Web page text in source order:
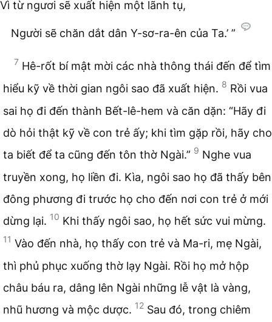
Vì từ ngươi sẽ xuất hiện một lãnh tụ,
Người sẽ chăn dắt dân Y-sơ-ra-ên của Ta.’ ”
7 Hê-rốt bí mật mời các nhà thông thái đến để tìm
hiểu kỹ về thời gian ngôi sao đã xuất hiện. 8 Rồi vua
sai họ đi đến thành Bết-lê-hem và căn dặn: “Hãy đi
dò hỏi thật kỹ về con trẻ ấy; khi tìm gặp rồi, hãy cho
ta biết để ta cũng đến tôn thờ Ngài.” 9 Nghe vua
truyền xong, họ liền đi. Kìa, ngôi sao họ đã thấy bên
đông phương đi trước họ cho đến nơi con trẻ ở mới
dừng lại. 10 Khi thấy ngôi sao, họ hết sức vui mừng.
11 Vào đến nhà, họ thấy con trẻ và Ma-ri, mẹ Ngài,
thì phủ phục xuống thờ lạy Ngài. Rồi họ mở hộp
châu báu ra, dâng lên Ngài những lễ vật là vàng,
nhũ hương và mộc dược. 12 Sau đó, trong chiêm